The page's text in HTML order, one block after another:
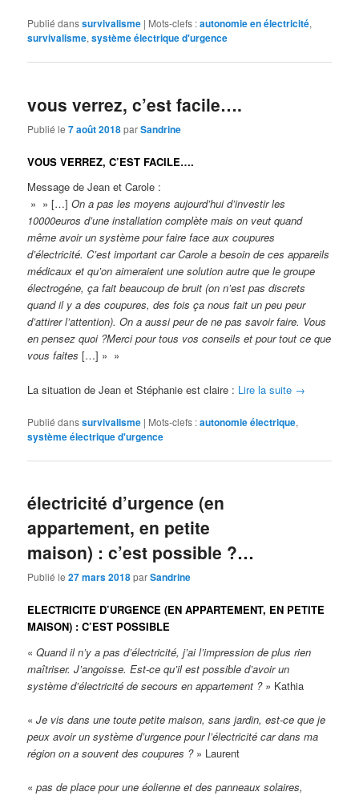
Publié danssurvivalisme | Mots-clefs :autonomie en électricité,
survivalisme,système électrique d'urgence
vous verrez, c’est facile….
Publié le7 août 2018parSandrine
VOUS VERREZ, C’EST FACILE….
Message de Jean et Carole :
» » […]On a pas les moyens aujourd’hui d’investir les
10000euros d’une installation complète mais on veut quand
même avoir un système pour faire face aux coupures
d’électricité. C’est important car Carole a besoin de ces appareils
médicaux et qu’on aimeraient une solution autre que le groupe
électrogéne, ça fait beaucoup de bruit (on n’est pas discrets
quand il y a des coupures, des fois ça nous fait un peu peur
d’attirer l’attention). On a aussi peur de ne pas savoir faire. Vous
en pensez quoi ?Merci pour tous vos conseils et pour tout ce que
vous faites[…] » »
La situation de Jean et Stéphanie est claire : Lire la suite →
Publié danssurvivalisme | Mots-clefs :autonomie électrique,
système électrique d'urgence
électricité d’urgence (en
appartement, en petite
maison) : c’est possible ?…
Publié le27 mars 2018parSandrine
ELECTRICITE D’URGENCE (EN APPARTEMENT, EN PETITE
MAISON) : C’EST POSSIBLE
«Quand il n’y a pas d’électricité, j’ai l’impression de plus rien
maîtriser. J’angoisse. Est-ce qu’il est possible d’avoir un
système d’électricité de secours en appartement ? » Kathia
«Je vis dans une toute petite maison, sans jardin, est-ce que je
peux avoir un système d’urgence pour l’électricité car dans ma
région on a souvent des coupures ?» Laurent
«pas de place pour une éolienne et des panneaux solaires,